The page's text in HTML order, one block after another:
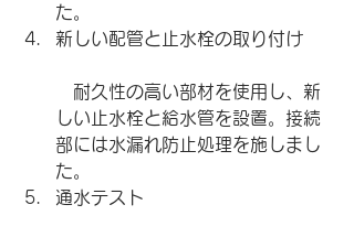
た。
新しい配管と止水栓の取り付け
耐久性の高い部材を使用し、新
しい止水栓と給水管を設置。接続
部には水漏れ防止処理を施しまし
た。
通水テスト